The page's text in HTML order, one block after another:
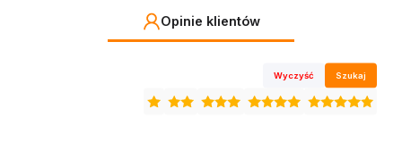
Opinie klientów
Wyczyść Szukaj